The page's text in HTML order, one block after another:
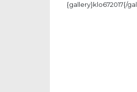
{gallery}klo672017{/